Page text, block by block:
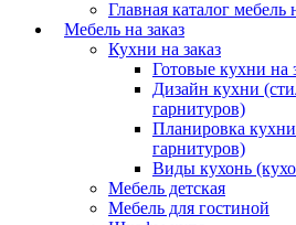
Главная каталог мебель
Мебель на заказ
Кухни на заказ
Готовые кухни на
Дизайн кухни
гарнитуров)
Планировка
гарнитуров)
Виды кухонь
Мебель детская
Мебель для гостиной